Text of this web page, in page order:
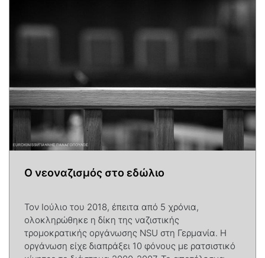
Ο νεοναζισμός στο εδώλιο
Τον Ιούλιο του 2018, έπειτα από 5 χρόνια,
ολοκληρώθηκε η δίκη της ναζιστικής
τρομοκρατικής οργάνωσης NSU στη Γερμανία. Η
οργάνωση είχε διαπράξει 10 φόνους με ρατσιστικό